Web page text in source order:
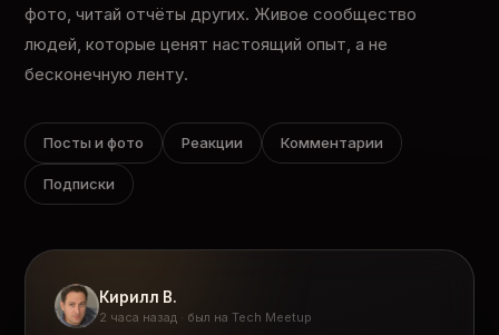
фото, читай отчёты других. Живое сообщество
людей, которые ценят настоящий опыт, а не
бесконечную ленту.
Посты и фото Реакции Комментарии
Подписки
Кирилл В.
2 часа назад · был на Tech Meetup